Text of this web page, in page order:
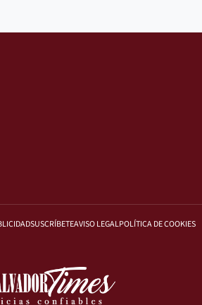
SUSCRÍBETEAVISO LEGALPOLÍTICA DE COOKIES